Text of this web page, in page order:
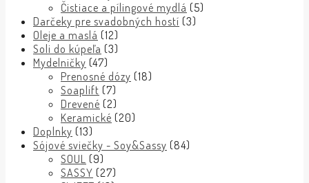
Čistiace a pílingové mydlá (5)
Darčeky pre svadobných hostí (3)
Oleje a maslá (12)
Soli do kúpeľa (3)
Mydelničky (47)
Prenosné dózy (18)
Soaplift (7)
Drevené (2)
Keramické (20)
Doplnky (13)
Sójové sviečky - Soy&Sassy (84)
SOUL (9)
SASSY (27)